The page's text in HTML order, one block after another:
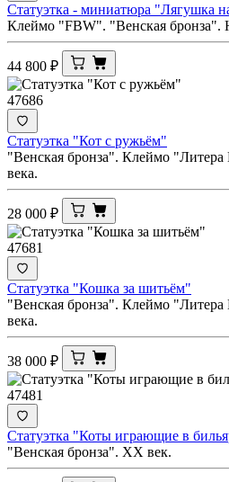
Статуэтка - миниатюра "Лягушка
Клеймо "FBW". "Венская бронза".
44 800 ₽
47686
Статуэтка "Кот с ружьём"
"Венская бронза". Клеймо
века.
28 000 ₽
47681
Статуэтка "Кошка за шитьём"
"Венская бронза". Клеймо
века.
38 000 ₽
47481
Статуэтка "Коты играющие в
"Венская бронза". XX век.